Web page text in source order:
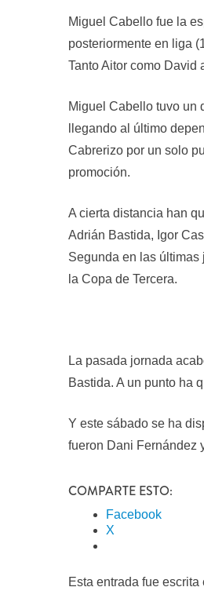
Miguel Cabello fue la
posteriormente en liga
Tanto Aitor como David
Miguel Cabello tuvo un
llegando al último
Cabrerizo por un solo
promoción.
A cierta distancia han
Adrián Bastida, Igor
Segunda en las
la Copa de Tercera.
La pasada jornada
Bastida. A un punto ha
Y este sábado se ha
fueron Dani Fernández
COMPARTE ESTO:
Facebook
X
Esta entrada fue escrita